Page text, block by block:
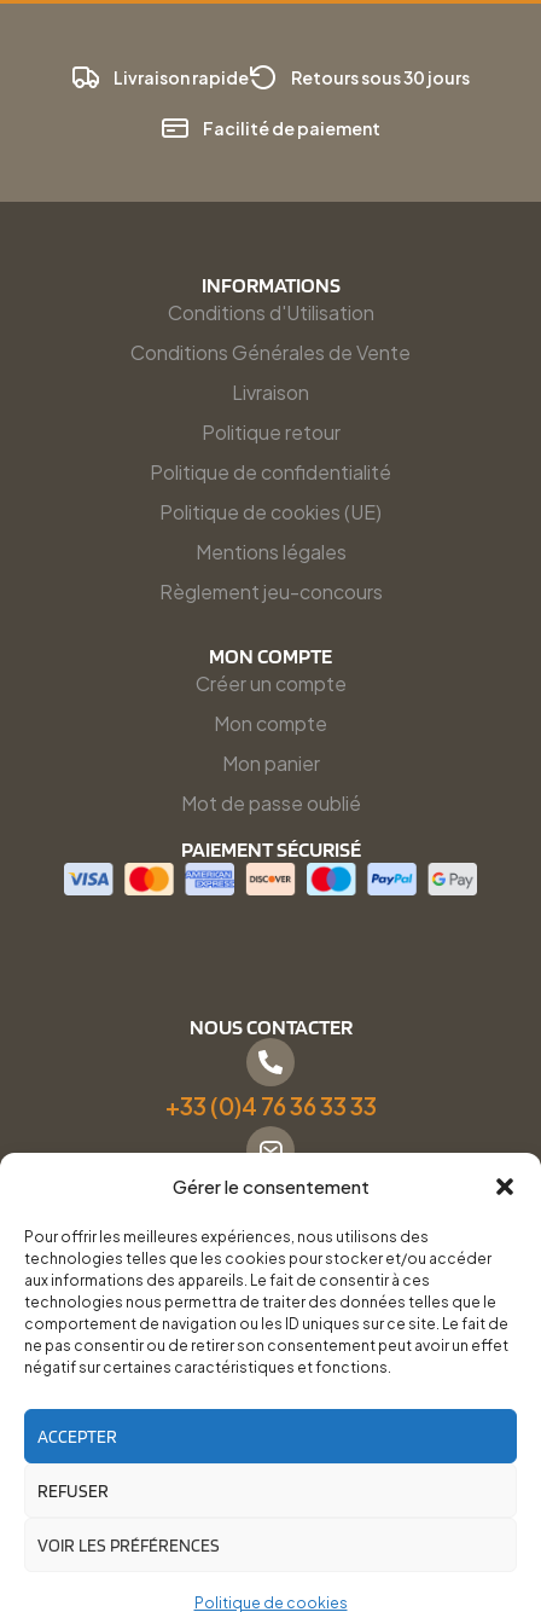
Gérer le consentement
Pour offrir les meilleures expériences, nous utilisons des
technologies telles que les cookies pour stocker et/ou accéder
aux informations des appareils. Le fait de consentir à ces
technologies nous permettra de traiter des données telles que le
comportement de navigation ou les ID uniques sur ce site. Le fait de
ne pas consentir ou de retirer son consentement peut avoir un effet
négatif sur certaines caractéristiques et fonctions.
ACCEPTER
REFUSER
VOIR LES PRÉFÉRENCES
Politique de cookies
Livraison rapide Retours sous 30 jours
Facilité de paiement
INFORMATIONS
Conditions d'Utilisation
Conditions Générales de Vente
Livraison
Politique retour
Politique de confidentialité
Politique de cookies (UE)
Mentions légales
Règlement jeu-concours
MON COMPTE
Créer un compte
Mon compte
Mon panier
Mot de passe oublié
PAIEMENT SÉCURISÉ
NOUS CONTACTER
+33 (0)4 76 36 33 33
Formulaire de contact
Pneus Services Loisirs - Garage Point S - 28 Bd Denfert
Rochereau, 38500 Voiron
RoadTrip Équipement/Pneus Services Loisirs - 2026